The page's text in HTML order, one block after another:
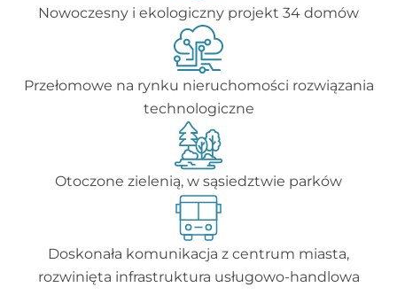
Nowoczesny i ekologiczny projekt 34 domów
Przełomowe na rynku nieruchomości rozwiązania
technologiczne
Otoczone zielenią, w sąsiedztwie parków
Doskonała komunikacja z centrum miasta,
rozwinięta infrastruktura usługowo-handlowa